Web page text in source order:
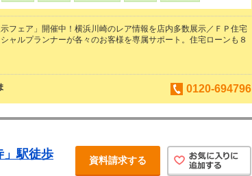
フェア」開催中！横浜川崎のレア情報を店内多数展示／ＦＰ住宅
ャルプランナーが各々のお客様を専属サポート。住宅ローンも８
0120-694796
」駅徒歩
資料請求する